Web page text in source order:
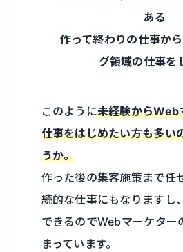
ある
作って終わりの仕事か
グ領域の仕事を
このように未経験からWeb
仕事をはじめたい方も多い
うか。
作った後の集客施策まで任
続的な仕事にもなりますし
できるのでWebマーケター
まっています。